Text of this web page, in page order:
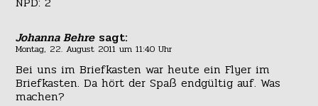
Johanna Behre sagt:
Montag, 22. August 2011 um 11:40 Uhr
Bei uns im Briefkasten war heute ein Flyer im
Briefkasten. Da hört der Spaß endgültig auf. Was
machen?